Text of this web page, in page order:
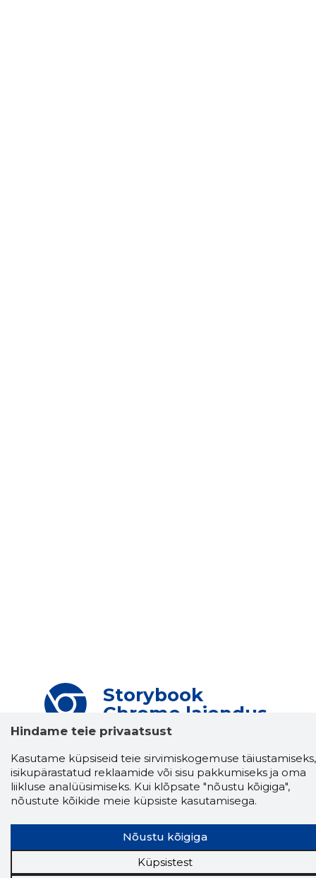
Storybook
Chrome laiendus
veebilehel Sa parajasti viibid ja kui usaldusväärne
see firma täna on.LAADI LAIENDUS ALLA
Näed helistaja tausta!Storybooki Äpp toob
OTSEKONTAKTID400 000 Eesti
ettevõtte ja isikute kohta (juhid, ametnikud).
Andmed on rikastatud maksevõime ja
Hindame teie privaatsust
Kasutame küpsiseid teie sirvimiskogemuse täiustamiseks,
isikupärastatud reklaamide või sisu pakkumiseks ja oma
liikluse analüüsimiseks. Kui klõpsate "nõustu kõigiga",
nõustute kõikide meie küpsiste kasutamisega.
Nõustu kõigiga
Küpsistest